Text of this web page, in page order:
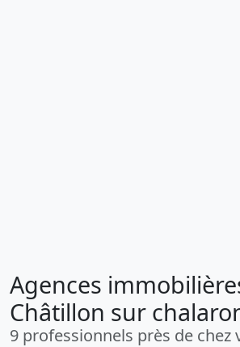
Agences
Châtillon sur
9 professionnels près de chez